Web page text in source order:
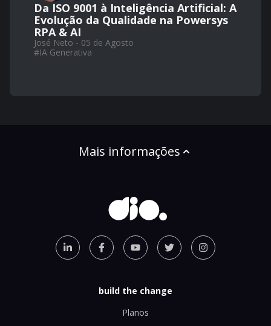
Da ISO 9001 à Inteligência Artificial: A
Evolução da Qualidade na Powersys
RPA & AI
José Neto - 05 de Agosto
#IA Generativa
Mais informações
build the change
Planos